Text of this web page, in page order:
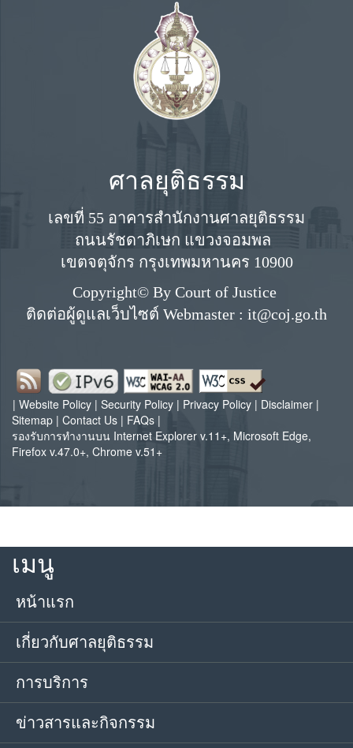
ศาลยุติธรรม
เลขที่ 55 อาคารสำนักงานศาลยุติธรรม
ถนนรัชดาภิเษก แขวงจอมพล
เขตจตุจักร กรุงเทพมหานคร 10900
Copyright© By Court of Justice
ติดต่อผู้ดูแลเว็บไซต์ Webmaster : it@coj.go.th
| Website Policy | Security Policy | Privacy Policy | Disclaimer |
Sitemap | Contact Us | FAQs |
รองรับการทำงานบน Internet Explorer v.11+, Microsoft Edge,
Firefox v.47.0+, Chrome v.51+
เมนู
หน้าแรก
เกี่ยวกับศาลยุติธรรม
การบริการ
ข่าวสารและกิจกรรม